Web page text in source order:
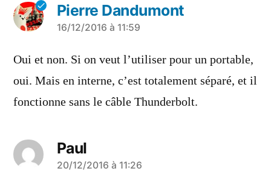
Pierre Dandumont
a
dit :
16/12/2016 à 11:59
Oui et non. Si on veut l’utiliser pour un portable,
oui. Mais en interne, c’est totalement séparé, et il
fonctionne sans le câble Thunderbolt.
Paul
a
20/12/2016 à 11:26